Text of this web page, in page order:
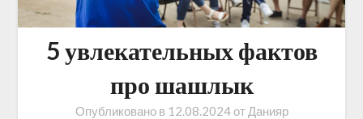
5 увлекательных фактов
про шашлык
Опубликовано в 12.08.2024от Данияр